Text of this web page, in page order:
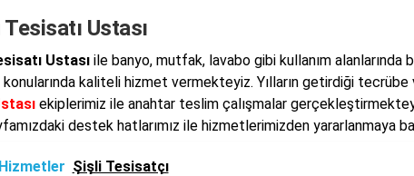
Ustası
Ustasıile banyo, mutfak, lavabo gibi kullanım alanlarında
kaliteli hizmet vermekteyiz. Yılların getirdiği
ekiplerimiz ile anahtar teslim çalışmalar
destek hatlarımız ile hizmetlerimizden yararlanmaya
Şişli Tesisatçı